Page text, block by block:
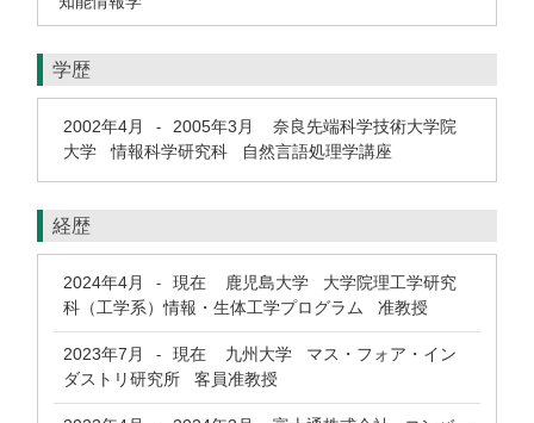
学歴
2002年4月 - 2005年3月
奈良先端科学技術大学院
大学 情報科学研究科 自然言語処理学講座
経歴
2024年4月 - 現在 鹿児島大学 大学院理工学研究
科（工学系）情報・生体工学プログラム 准教授
2023年7月 - 現在 九州大学 マス・フォア・イン
ダストリ研究所 客員准教授